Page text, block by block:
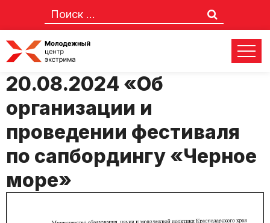
Приказ № 56-м от
20.08.2024 «Об
организации и
проведении фестиваля
по сапбордингу «Черное
море»